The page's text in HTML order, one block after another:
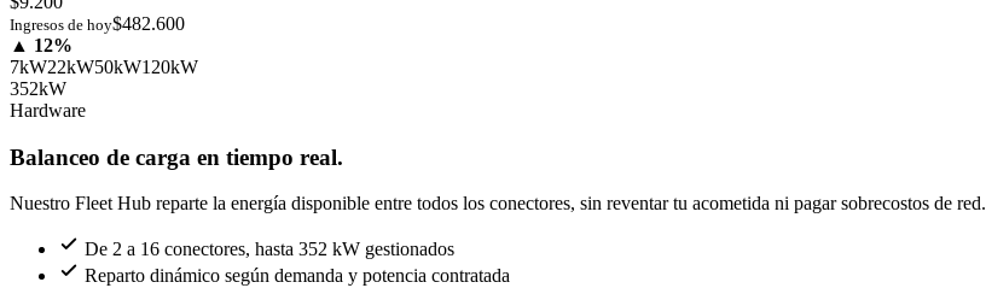
Ingresos de hoy$482.600
▲ 12%
7kW22kW50kW120kW
352kW
Hardware
Balanceo de carga en tiempo real.
Nuestro Fleet Hub reparte la energía disponible entre todos los conectores, sin reventar tu acometida ni pagar sobrecostos de red.
De 2 a 16 conectores, hasta 352 kW gestionados
Reparto dinámico según demanda y potencia contratada